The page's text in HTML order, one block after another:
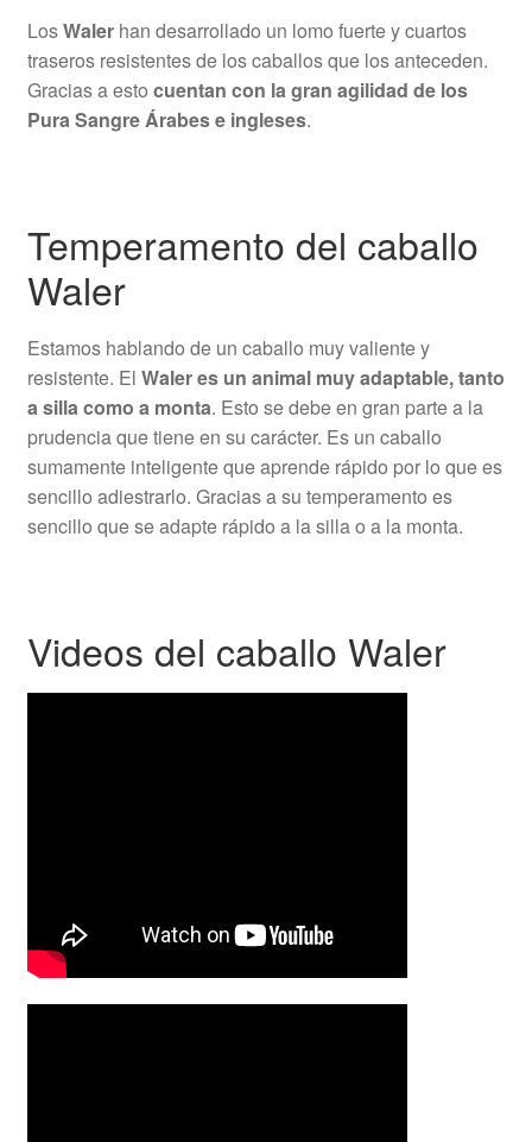
LosWalerhan desarrollado un lomo fuerte y cuartos
traseros resistentes de los caballos que los anteceden.
Gracias a esto cuentan con la gran agilidad de los
Pura Sangre Árabes e ingleses.
Temperamento del caballo
Waler
Estamos hablando de un caballo muy valiente y
resistente. El Waler es un animal muy adaptable, tanto
a silla como a monta. Esto se debe en gran parte a la
prudencia que tiene en su carácter. Es un caballo
sumamente inteligente que aprende rápido por lo que es
sencillo adiestrarlo. Gracias a su temperamento es
sencillo que se adapte rápido a la silla o a la monta.
Videos del caballo Waler